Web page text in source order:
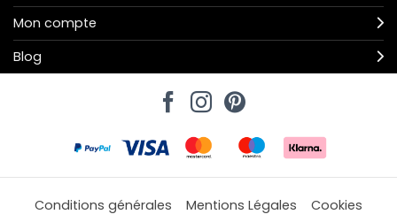
Mon compte
Blog
Conditions générales Mentions Légales Cookies